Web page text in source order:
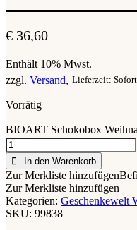
€ 36,60
Enthält 10% Mwst.
zzgl. Versand Lieferzeit:
Vorrätig
BIOART Schokobox
In den Warenkorb
Zur Merkliste hinzufügen
Zur Merkliste hinzufügen
Kategorien: Geschenkewelt
SKU: 99838